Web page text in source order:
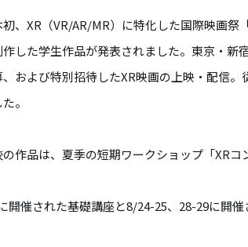
初、XR（VR/AR/MR）に特化した国際映画
作した学生作品が発表されました。東京・
、および特別招待したXR映画の上映・配信
。
作品は、夏季の短期ワークショップ「XR
開催された基礎講座と8/24-25、28-29に開